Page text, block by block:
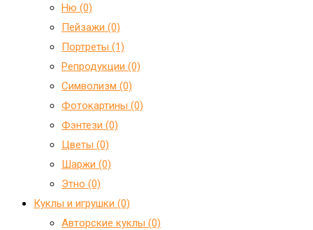
Ню (0)
Пейзажи (0)
Портреты (1)
Репродукции (0)
Символизм (0)
Фотокартины (0)
Фэнтези (0)
Цветы (0)
Шаржи (0)
Этно (0)
Куклы и игрушки (0)
Авторские куклы (0)